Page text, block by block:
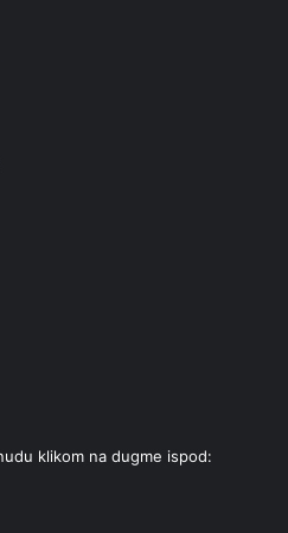
klikom na dugme ispod: